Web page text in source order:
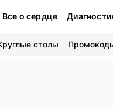
Все о сердце
столы